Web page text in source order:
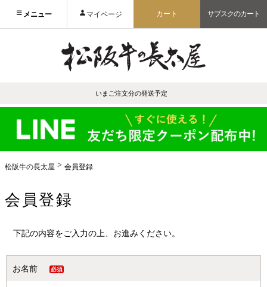
メニュー マイページ カート サブスクのカート
いまご注文分の発送予定
松阪牛の長太屋 会員登録
会員登録
下記の内容をご入力の上、お進みください。
お名前